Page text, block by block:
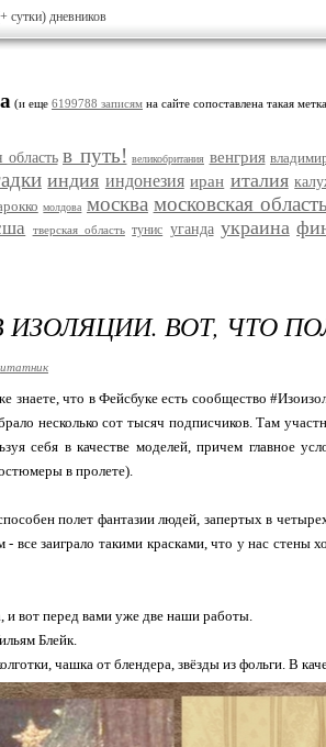
сутки) дневников
(и еще 6199788 записям на сайте сопоставлена такая
область в путь! великобритания венгрия
индия индонезия иран италия
молдова москва московская область
тверская область тунис уганда украина
ВОТ, ЧТО
что в Фейсбуке есть сообщество
несколько сот тысяч подписчиков. Там
себя в качестве моделей, причем главное
в пролете).
полет фантазии людей, запертых в
- все заиграло такими красками, что у нас
и вот перед вами уже две наши работы.
Блейк.
чашка от блендера, звёзды из фольги. В